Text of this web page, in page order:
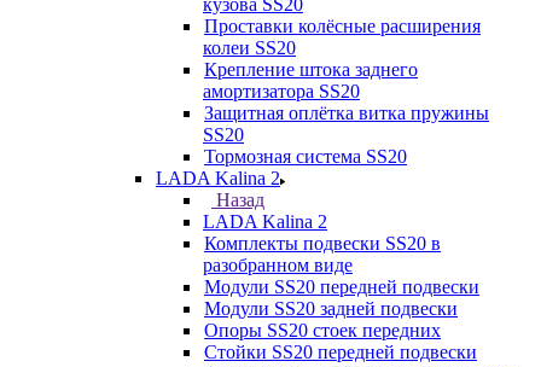
кузова SS20
Проставки колёсные расширения
колеи SS20
Крепление штока заднего
амортизатора SS20
Защитная оплётка витка пружины
SS20
Тормозная система SS20
LADA Kalina 2
Назад
LADA Kalina 2
Комплекты подвески SS20 в
разобранном виде
Модули SS20 передней подвески
Модули SS20 задней подвески
Опоры SS20 стоек передних
Стойки SS20 передней подвески